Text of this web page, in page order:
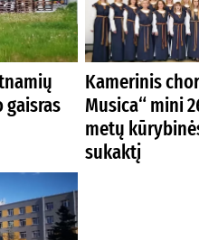
Kamerinis
Musica“ mini
metų
sukaktį